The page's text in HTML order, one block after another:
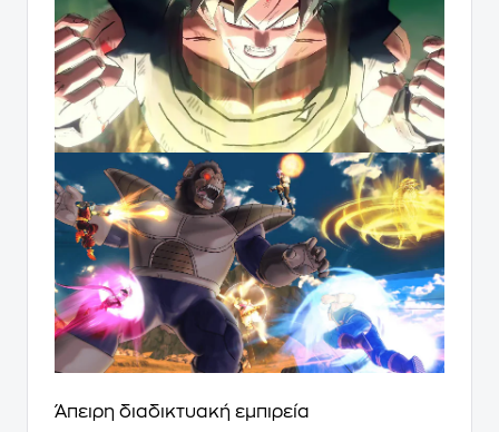
Άπειρη διαδικτυακή εμπιρεία